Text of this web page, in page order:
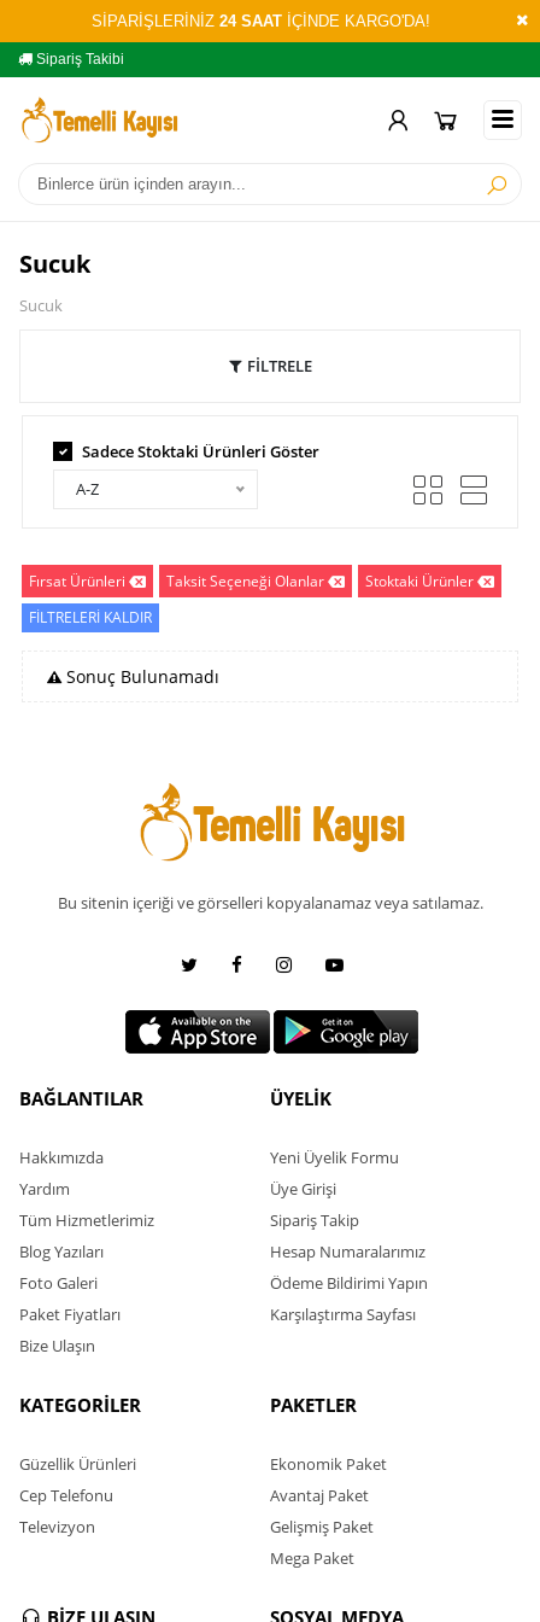
SİPARİŞLERİNİZ24 SAAT İÇİNDE KARGO'DA!
Sipariş Takibi
Sucuk
Sucuk
FİLTRELE
Sadece Stoktaki Ürünleri Göster
A-Z
Fırsat Ürünleri Taksit Seçeneği Olanlar
Stoktaki Ürünler
FİLTRELERİ KALDIR
Sonuç Bulunamadı
Bu sitenin içeriği ve görselleri kopyalanamaz veya satılamaz.
BAĞLANTILAR
Hakkımızda
Yardım
Tüm Hizmetlerimiz
Blog Yazıları
Foto Galeri
Paket Fiyatları
Bize Ulaşın
ÜYELİK
Yeni Üyelik Formu
Üye Girişi
Sipariş Takip
Hesap Numaralarımız
Ödeme Bildirimi Yapın
Karşılaştırma Sayfası
KATEGORİLER
Güzellik Ürünleri
Cep Telefonu
Televizyon
PAKETLER
Ekonomik Paket
Avantaj Paket
Gelişmiş Paket
Mega Paket